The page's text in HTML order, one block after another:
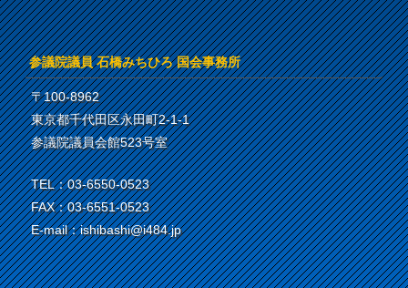
参議院議員 石橋みちひろ 国会事務所
〒100-8962
東京都千代田区永田町2-1-1
参議院議員会館523号室
TEL：03-6550-0523
FAX：03-6551-0523
E-mail：ishibashi@i484.jp